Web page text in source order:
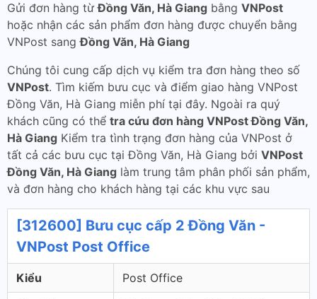
Gửi đơn hàng từĐồng Văn, Hà Giang bằng VNPost
hoặc nhận các sản phẩm đơn hàng được chuyển bằng
VNPost sangĐồng Văn, Hà Giang
Chúng tôi cung cấp dịch vụ kiểm tra đơn hàng theo số
VNPost. Tìm kiếm bưu cục và điểm giao hàng VNPost
Đồng Văn, Hà Giang miễn phí tại đây. Ngoài ra quý
khách cũng có thể tra cứu đơn hàng VNPost Đồng Văn,
Hà Giang Kiểm tra tình trạng đơn hàng của VNPost ở
tất cả các bưu cục tại Đồng Văn, Hà Giang bởi VNPost
Đồng Văn, Hà Giang làm trung tâm phân phối sản phẩm,
và đơn hàng cho khách hàng tại các khu vực sau
[312600] Bưu cục cấp 2 Đồng Văn -
VNPost Post Office
Kiểu Post Office